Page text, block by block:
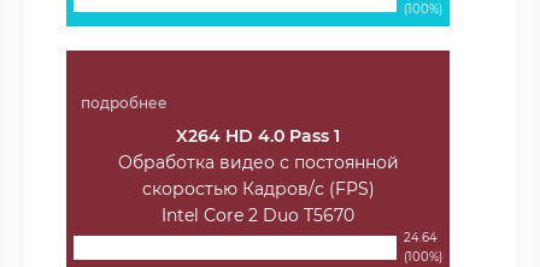
(100%)
подробнее
X264 HD 4.0 Pass 1
Обработка видео с постоянной
скоростью Кадров/с (FPS)
Intel Core 2 Duo T5670
24.64
(100%)